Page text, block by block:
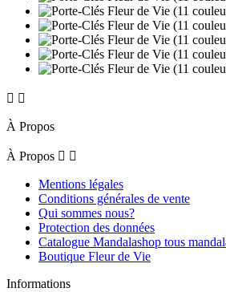
 
À Propos
À Propos  
Mentions légales
Conditions générales de vente
Qui sommes nous?
Protection des données
Catalogue Mandalashop tous
Boutique Fleur de Vie
Informations